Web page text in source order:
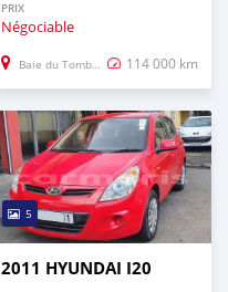
PRIX
Négociable
Baie du Tombeau 114 000 km
5
2011 HYUNDAI I20